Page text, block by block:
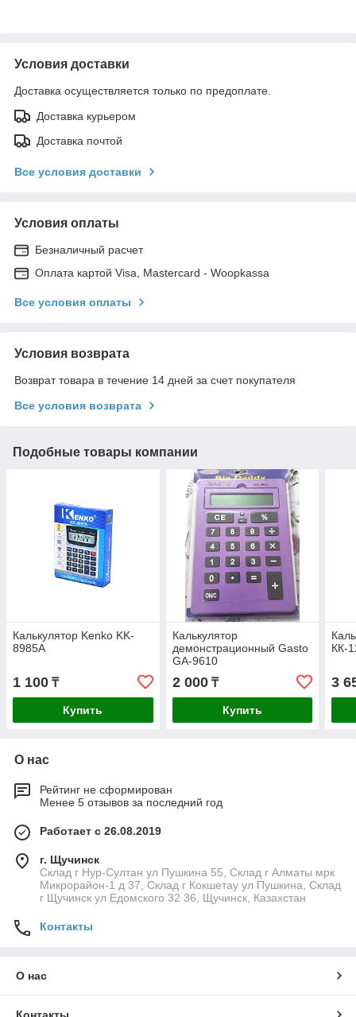
Условия доставки
Доставка осуществляется только по предоплате.
Доставка курьером
Доставка почтой
Все условия доставки
Условия оплаты
Безналичный расчет
Оплата картой Visa, Mastercard - Woopkassa
Все условия оплаты
Условия возврата
Возврат товара в течение 14 дней за счет покупателя
Все условия возврата
Подобные товары компании
Калькулятор Kenko KK-
8985A
1 100 ₸
Купить
Калькулятор
демонстрационный Gasto
GA-9610
2 000₸
Купить
КК-
3
О нас
Рейтинг не сформирован
Менее 5 отзывов за последний год
Работает с 26.08.2019
г. Щучинск
Склад г Нур-Султан ул Пушкина 55, Склад г Алматы мрк
Микрорайон-1 д 37, Склад г Кокшетау ул Пушкина, Склад
г Щучинск ул Едомского 32 36, Щучинск, Казахстан
Контакты
О нас